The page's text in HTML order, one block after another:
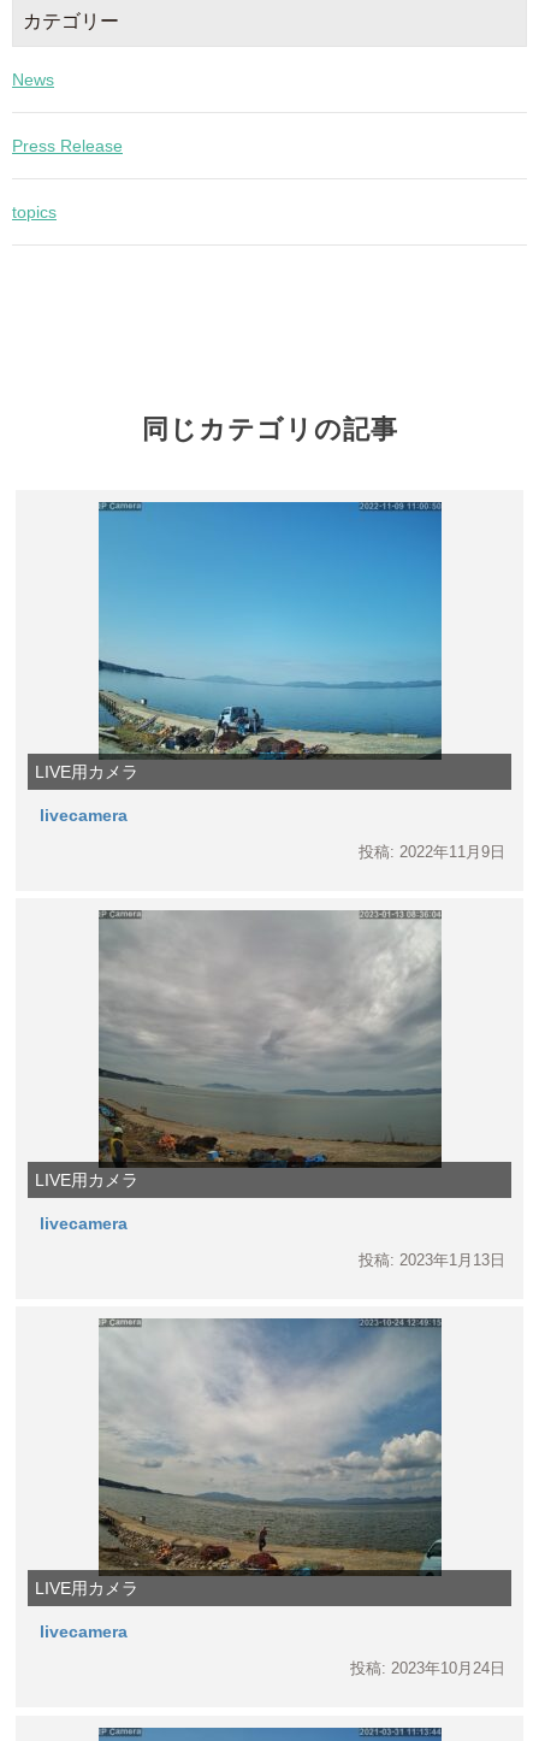
カテゴリー
News
Press Release
topics
同じカテゴリの記事
LIVE用カメラ
livecamera
投稿: 2022年11月9日
LIVE用カメラ
livecamera
投稿: 2023年1月13日
LIVE用カメラ
livecamera
投稿: 2023年10月24日